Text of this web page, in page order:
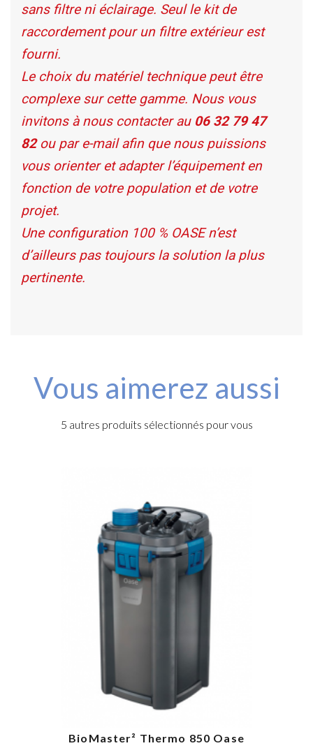
sans filtre ni éclairage. Seul le kit de
raccordement pour un filtre extérieur est
fourni.
Le choix du matériel technique peut être
complexe sur cette gamme. Nous vous
invitons à nous contacter au 06 32 79 47
82ou par e-mail afin que nous puissions
vous orienter et adapter l’équipement en
fonction de votre population et de votre
projet.
Une configuration 100 % OASE n’est
d’ailleurs pas toujours la solution la plus
pertinente.
Vous aimerez aussi
5 autres produits sélectionnés pour vous
BioMaster² Thermo 850 Oase